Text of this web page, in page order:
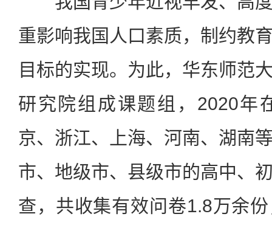
重影响我国人口素质，制约教
目标的实现。为此，华东师范
研究院组成课题组，2020年
京、浙江、上海、河南、湖南
市、地级市、县级市的高中、
查，共收集有效问卷1.8万余